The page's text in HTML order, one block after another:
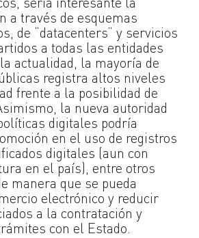
a través de esquemas
de “datacenters” y servicios
a todas las entidades
actualidad, la mayoría de
registra altos niveles
frente a la posibilidad de
la nueva autoridad
digitales podría
en el uso de registros
digitales (aun con
en el país), entre otros
manera que se pueda
electrónico y reducir
a la contratación y
con el Estado.